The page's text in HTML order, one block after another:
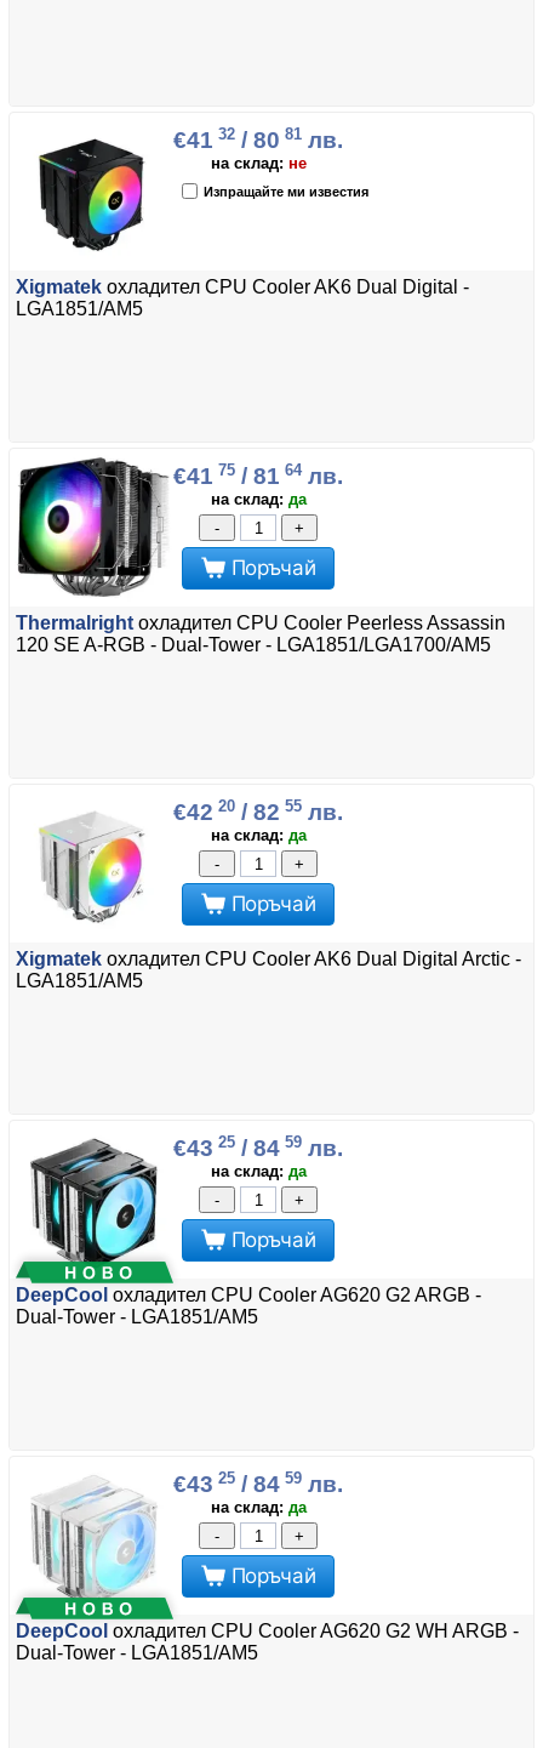
€41 32 / 80 81 лв.
на склад: не
Изпращайте ми известия
Xigmatek охладител CPU Cooler AK6 Dual Digital -
LGA1851/AM5
€41 75 / 81 64лв.
на склад: да
-
+
Поръчай
Thermalright охладител CPU Cooler Peerless Assassin
120 SE A-RGB - Dual-Tower - LGA1851/LGA1700/AM5
€42 20 / 82 55 лв.
на склад: да
-
+
Поръчай
Xigmatek охладител CPU Cooler AK6 Dual Digital Arctic -
LGA1851/AM5
€43 25 / 84 59 лв.
на склад: да
-
+
Поръчай
DeepCool охладител CPU Cooler AG620 G2 ARGB -
Dual-Tower - LGA1851/AM5
€43 25 / 84 59 лв.
на склад: да
-
+
Поръчай
DeepCool охладител CPU Cooler AG620 G2 WH ARGB -
Dual-Tower - LGA1851/AM5